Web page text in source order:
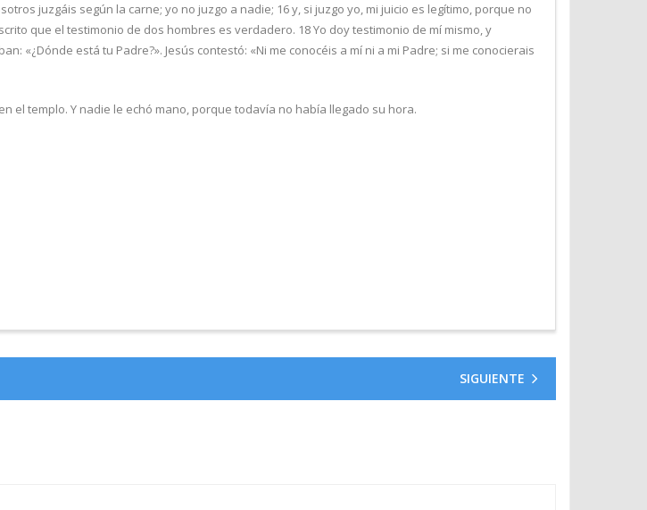
juzgáis según la carne; yo no juzgo a nadie; 16 y, si juzgo yo, mi juicio es legítimo, porque no
que el testimonio de dos hombres es verdadero. 18 Yo doy testimonio de mí mismo, y
«¿Dónde está tu Padre?». Jesús contestó: «Ni me conocéis a mí ni a mi Padre; si me conocierais
el templo. Y nadie le echó mano, porque todavía no había llegado su hora.
SIGUIENTE